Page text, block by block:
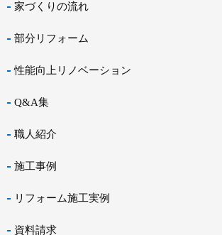
家づくりの流れ
部分リフォーム
性能向上リノベーション
Q&A集
職人紹介
施工事例
リフォーム施工実例
資料請求